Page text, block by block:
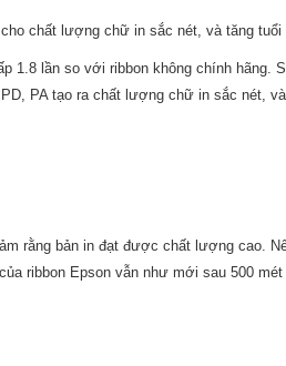
chất lượng chữ in sắc nét, và tăng tuổi
1.8 lần so với ribbon không chính hãng.
PA tạo ra chất lượng chữ in sắc nét,
rằng bản in đạt được chất lượng cao.
ribbon Epson vẫn như mới sau 500 mét